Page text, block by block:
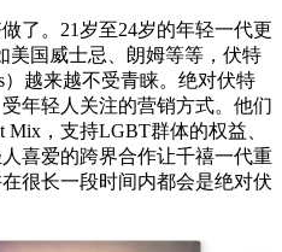
了。21岁至24岁的年轻一代更
美国威士忌、朗姆等等，伏特
）越来越不受青睐。绝对伏特
年轻人关注的营销方式。他们
，支持LGBT群体的权益、
喜爱的跨界合作让千禧一代重
很长一段时间内都会是绝对伏